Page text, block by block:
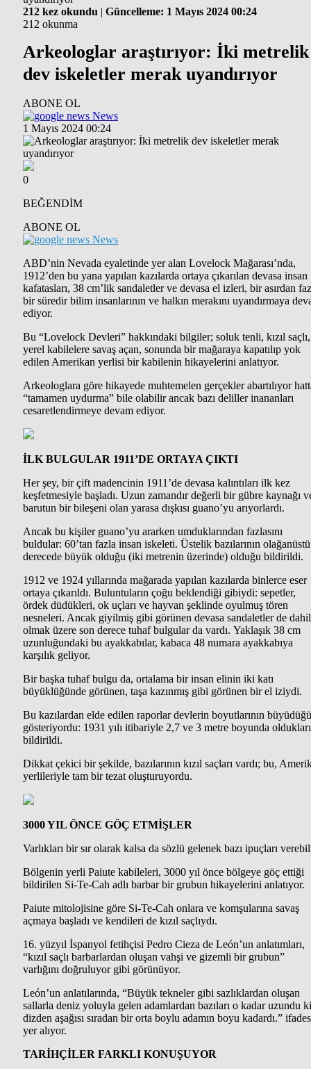
212 kez okundu | Güncelleme: 1 Mayıs 2024 00:24
212 okunma
Arkeologlar araştırıyor: İki metrelik
dev iskeletler merak uyandırıyor
ABONE OL
News
1 Mayıs 2024 00:24
0
BEĞENDİM
ABONE OL
News
ABD’nin Nevada eyaletinde yer alan Lovelock Mağarası’nda,
1912’den bu yana yapılan kazılarda ortaya çıkarılan devasa insan
kafatasları, 38 cm’lik sandaletler ve devasa el izleri, bir asırdan
bir süredir bilim insanlarının ve halkın merakını uyandırmaya
ediyor.
Bu “Lovelock Devleri” hakkındaki bilgiler; soluk tenli, kızıl saçlı,
yerel kabilelere savaş açan, sonunda bir mağaraya kapatılıp yok
edilen Amerikan yerlisi bir kabilenin hikayelerini anlatıyor.
Arkeologlara göre hikayede muhtemelen gerçekler abartılıyor
“tamamen uydurma” bile olabilir ancak bazı deliller inananları
cesaretlendirmeye devam ediyor.
İLK BULGULAR 1911’DE ORTAYA ÇIKTI
Her şey, bir çift madencinin 1911’de devasa kalıntıları ilk kez
keşfetmesiyle başladı. Uzun zamandır değerli bir gübre kaynağı
barutun bir bileşeni olan yarasa dışkısı guano’yu arıyorlardı.
Ancak bu kişiler guano’yu ararken umduklarından fazlasını
buldular: 60’tan fazla insan iskeleti. Üstelik bazılarının olağanüstü
derecede büyük olduğu (iki metrenin üzerinde) olduğu bildirildi.
1912 ve 1924 yıllarında mağarada yapılan kazılarda binlerce eser
ortaya çıkarıldı. Buluntuların çoğu beklendiği gibiydi: sepetler,
ördek düdükleri, ok uçları ve hayvan şeklinde oyulmuş tören
nesneleri. Ancak giyilmiş gibi görünen devasa sandaletler de dahil
olmak üzere son derece tuhaf bulgular da vardı. Yaklaşık 38 cm
uzunluğundaki bu ayakkabılar, kabaca 48 numara ayakkabıya
karşılık geliyor.
Bir başka tuhaf bulgu da, ortalama bir insan elinin iki katı
büyüklüğünde görünen, taşa kazınmış gibi görünen bir el iziydi.
Bu kazılardan elde edilen raporlar devlerin boyutlarının
gösteriyordu: 1931 yılı itibariyle 2,7 ve 3 metre boyunda oldukları
bildirildi.
Dikkat çekici bir şekilde, bazılarının kızıl saçları vardı; bu,
yerlileriyle tam bir tezat oluşturuyordu.
3000 YIL ÖNCE GÖÇ ETMİŞLER
Varlıkları bir sır olarak kalsa da sözlü gelenek bazı ipuçları
Bölgenin yerli Paiute kabileleri, 3000 yıl önce bölgeye göç ettiği
bildirilen Si-Te-Cah adlı barbar bir grubun hikayelerini anlatıyor.
Paiute mitolojisine göre Si-Te-Cah onlara ve komşularına savaş
açmaya başladı ve kendileri de kızıl saçlıydı.
16. yüzyıl İspanyol fetihçisi Pedro Cieza de León’un anlatımları,
“kızıl saçlı barbarlardan oluşan vahşi ve gizemli bir grubun”
varlığını doğruluyor gibi görünüyor.
León’un anlatılarında, “Büyük tekneler gibi sazlıklardan oluşan
sallarla deniz yoluyla gelen adamlardan bazıları o kadar uzundu ki
dizden aşağısı sıradan bir orta boylu adamın boyu kadardı.”
yer alıyor.
TARİHÇİLER FARKLI KONUŞUYOR